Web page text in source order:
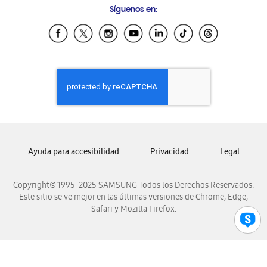
Samsung Ecuador
Samsung El Salvador
Samsung Honduras
Samsung Nicaragua
Samsung Panamá
Samsung Venezuela
Síguenos en:
Copyright© 1995-2025 SAMSUNG Todos los Derechos Reservados.
Este sitio se ve mejor en las últimas versiones de Chrome, Edge,
Safari y Mozilla Firefox.
Ayuda para accesibilidad Privacidad Legal